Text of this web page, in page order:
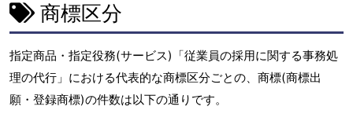
商標区分
指定商品・指定役務(サービス)「従業員の採用に関する事務処
理の代行」における代表的な商標区分ごとの、商標(商標出
願・登録商標)の件数は以下の通りです。